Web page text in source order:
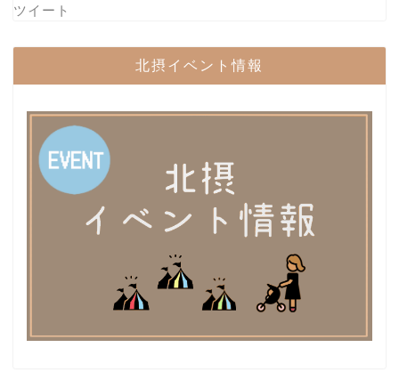
ツイート
北摂イベント情報